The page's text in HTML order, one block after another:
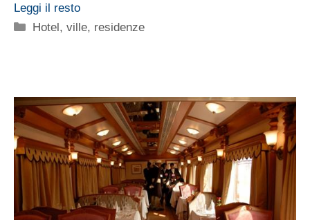
Leggi il resto
Categorie
Hotel, ville, residenze